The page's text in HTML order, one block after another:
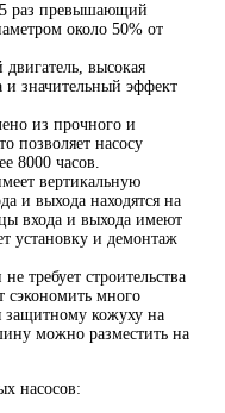
5 раз превышающий
около 50% от
высокая
значительный эффект
из прочного и
позволяет насосу
8000 часов.
вертикальную
и выхода находятся на
входа и выхода имеют
установку и демонтаж
требует строительства
сэкономить много
защитному кожуху на
можно разместить на
насосов: